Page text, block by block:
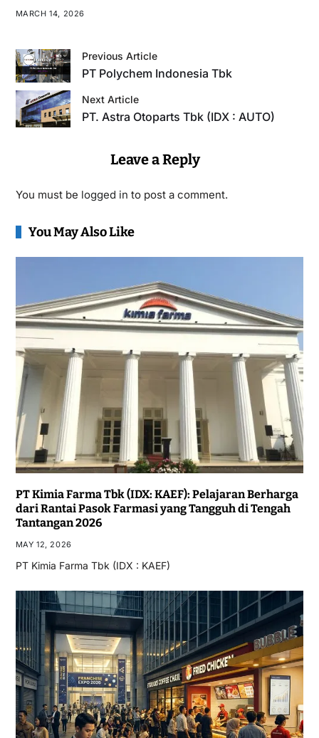
MARCH 14, 2026
Previous Article
PT Polychem Indonesia Tbk
Next Article
PT. Astra Otoparts Tbk (IDX : AUTO)
Leave a Reply
You must be logged in to post a comment.
You May Also Like
PT Kimia Farma Tbk (IDX: KAEF): Pelajaran Berharga
dari Rantai Pasok Farmasi yang Tangguh di Tengah
Tantangan 2026
MAY 12, 2026
PT Kimia Farma Tbk (IDX : KAEF)